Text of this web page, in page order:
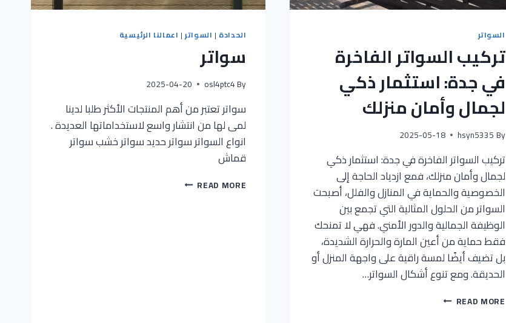
السواتر
تركيب السواتر الفاخرة
في جدة: استثمار ذكي
لجمال وأمان منزلك
By
hsyn5335
2025-05-18
تركيب السواتر الفاخرة في جدة: استثمار ذكي
لجمال وأمان منزلك، فمع ازدياد الحاجة إلى
الخصوصية والحماية في المنازل والفلل، أصبحت
السواتر من الحلول المثالية التي تجمع بين
الوظيفة الجمالية والدور الأمني. فهي لا تمنحك
فقط حماية من أعين المارة والحرارة الشديدة،
بل تضيف أيضًا لمسة راقية على واجهة المنزل أو
الحديقة. ومع تنوع أشكال السواتر…
READ MORE
الحدادة | السواتر| اعمالنا الرئيسية
سواتر
By
osl4ptc4
2025-04-20
سواتر تعتبر من أهم المنتجات الأكثر طلبا لدينا
لمى لها من انتشار واسع لاستخداماتها العديدة .
انواع السواتر سواتر حديد سواتر خشب سواتر
قماش
READ MORE